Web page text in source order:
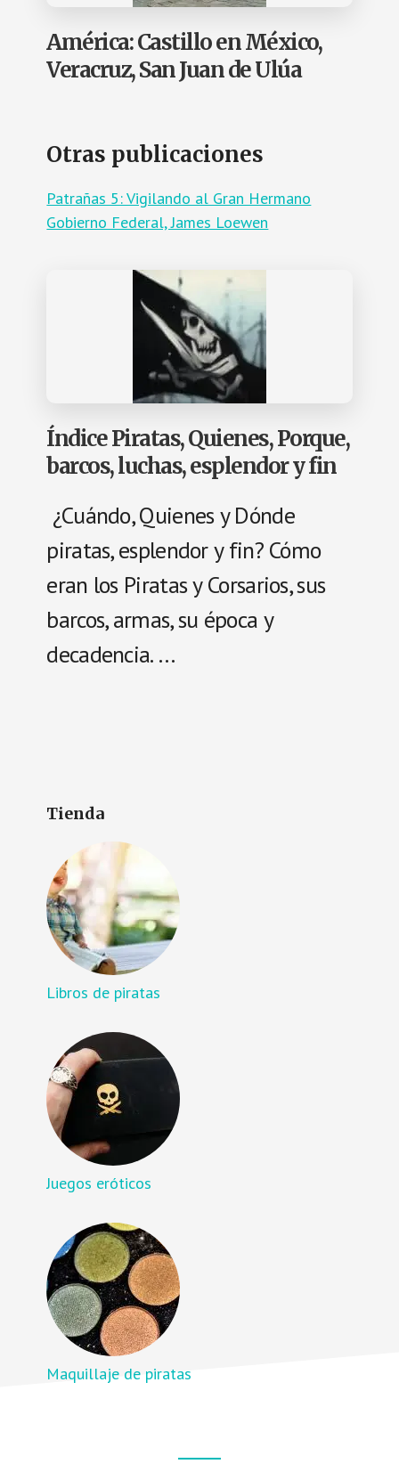
América: Castillo en México,
Veracruz, San Juan de Ulúa
Otras publicaciones
Patrañas 5: Vigilando al Gran Hermano
Gobierno Federal, James Loewen
Índice Piratas, Quienes, Porque,
barcos, luchas, esplendor y fin
¿Cuándo, Quienes y Dónde
piratas, esplendor y fin? Cómo
eran los Piratas y Corsarios, sus
barcos, armas, su época y
decadencia. …
Tienda
Libros de piratas
Juegos eróticos
Maquillaje de piratas